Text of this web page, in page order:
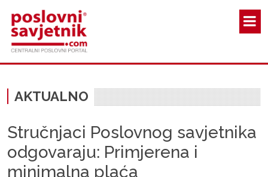
AKTUALNO
Stručnjaci Poslovnog savjetnika
odgovaraju: Primjerena i
minimalna plaća